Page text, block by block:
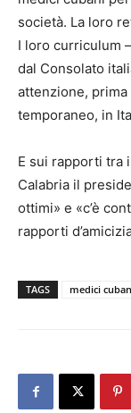
società. La loro
I loro curriculum
dal Consolato
attenzione,
temporaneo, in
E sui rapporti tra
Calabria il
ottimi» e «c’è
rapporti
TAGS medici